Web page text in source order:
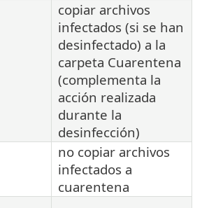
copiar archivos
infectados (si se han
desinfectado) a la
carpeta Cuarentena
(complementa la
acción realizada
durante la
desinfección)
no copiar archivos
infectados a
cuarentena